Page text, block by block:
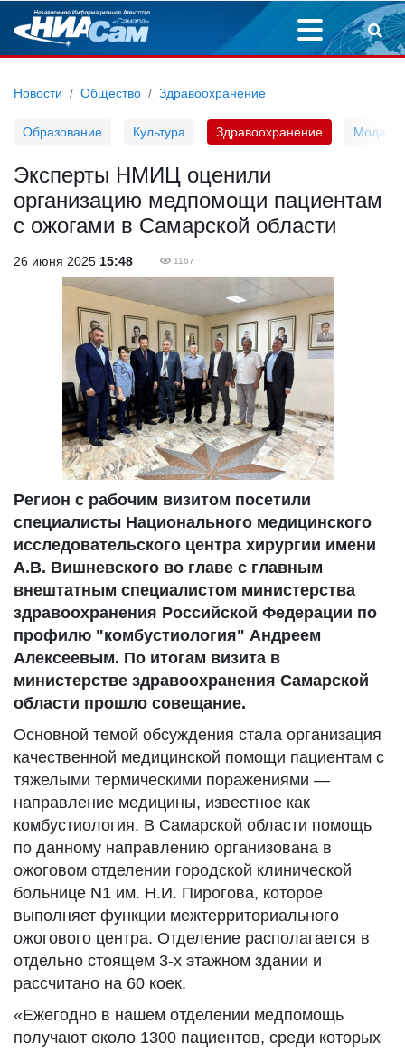
Новости Общество Здравоохранение
Образование Культура Здравоохранение Мода
️Эксперты НМИЦ оценили
организацию медпомощи пациентам
с ожогами в Самарской области
26 июня 2025 15:48 1167
Регион с рабочим визитом посетили
специалисты Национального медицинского
исследовательского центра хирургии имени
А.В. Вишневского во главе с главным
внештатным специалистом министерства
здравоохранения Российской Федерации по
профилю "комбустиология" Андреем
Алексеевым. По итогам визита в
министерстве здравоохранения Самарской
области прошло совещание.
Основной темой обсуждения стала организация
качественной медицинской помощи пациентам с
тяжелыми термическими поражениями —
направление медицины, известное как
комбустиология. В Самарской области помощь
по данному направлению организована в
ожоговом отделении городской клинической
больнице N1 им. Н.И. Пирогова, которое
выполняет функции межтерриториального
ожогового центра. Отделение располагается в
отдельно стоящем 3-х этажном здании и
рассчитано на 60 коек.
«Ежегодно в нашем отделении медпомощь
получают около 1300 пациентов, среди которых